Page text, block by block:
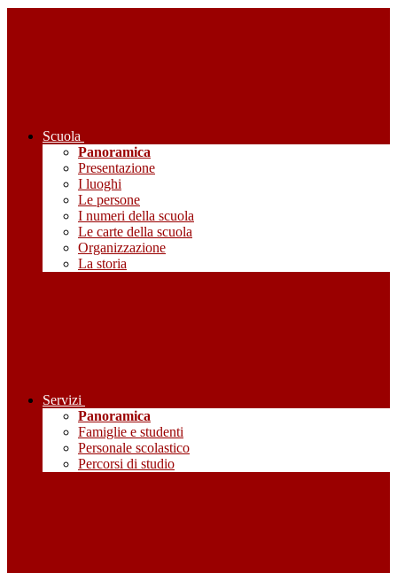
Scuola
Panoramica
Presentazione
I luoghi
Le persone
I numeri della scuola
Le carte della scuola
Organizzazione
La storia
Servizi
Panoramica
Famiglie e studenti
Personale scolastico
Percorsi di studio